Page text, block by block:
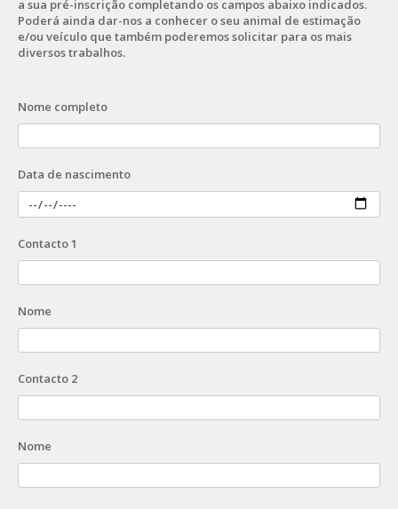
a sua pré-inscrição completando os campos abaixo indicados.
Poderá ainda dar-nos a conhecer o seu animal de estimação
e/ou veículo que também poderemos solicitar para os mais
diversos trabalhos.
Nome completo
Data de nascimento
Contacto 1
Nome
Contacto 2
Nome